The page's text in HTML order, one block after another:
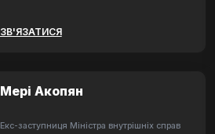
ЗВ'ЯЗАТИСЯ
Мері Акопян
Екс-заступниця Міністра внутрішніх справ